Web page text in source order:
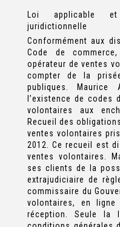
Loi applicable
juridictionnelle
Conformément aux
Code de
opérateur de ventes
compter de la
publiques.
l’existence de codes
volontaires aux
Recueil des
ventes volontaires
2012. Ce recueil est
ventes volontaires.
ses clients de la
extrajudiciaire de
commissaire du
volontaires, en
réception. Seule la